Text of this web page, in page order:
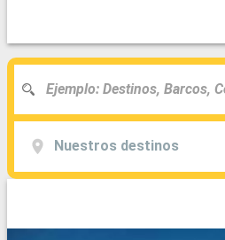
Nuestros destinos